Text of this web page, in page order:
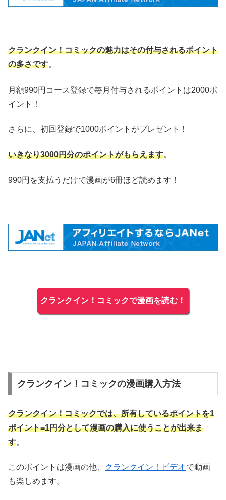
クランクイン！コミックの魅力はその付与されるポイント
の多さです。
月額990円コース登録で毎月付与されるポイントは2000ポ
イント！
さらに、初回登録で1000ポイントがプレゼント！
いきなり3000円分のポイントがもらえます。
990円を支払うだけで漫画が6冊ほど読めます！
クランクイン！コミックで漫画を読む！
クランクイン！コミックの漫画購入方法
クランクイン！コミックでは、所有しているポイントを1
ポイント=1円分として漫画の購入に使うことが出来ま
す。
このポイントは漫画の他、 クランクイン！ビデオで動画
も楽しめます。